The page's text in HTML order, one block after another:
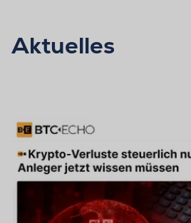
Aktuelles